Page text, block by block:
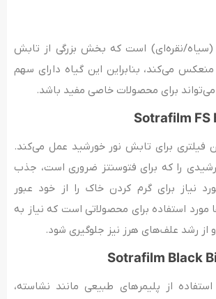
نقره‌ای) است که بخش بزرگی از تابش
(45٪) را منعکس می‌کند، بنابراین این گیاه دارای سهم
برای محصولات خاصی مفید باشد.
Sotrafilm FS
فیلتری برای تابش نور خورشید عمل می‌کند.
را که برای فتوسنتز ضروری است، جذب
نیاز برای گرم کردن خاک را از خود عبور
استفاده برای محصولاتی است که نیاز به
و از رشد علف‌های هرز نیز جلوگیری شود.
Sotrafilm Black
از پلیمر‌های طبیعی مانند نشاسته،